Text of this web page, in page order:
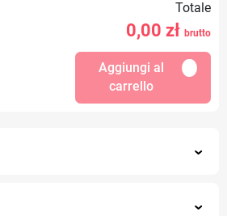
Totale
0,00 zł brutto
Aggiungi al
carrello